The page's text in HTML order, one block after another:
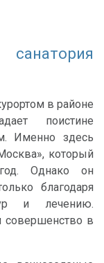
в районе
поистине
Именно здесь
который
год. Однако он
благодаря
и лечению.
совершенство в